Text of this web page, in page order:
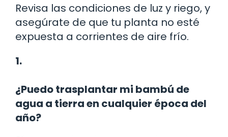
Revisa las condiciones de luz y riego, y
asegúrate de que tu planta no esté
expuesta a corrientes de aire frío.
1.
¿Puedo trasplantar mi bambú de
agua a tierra en cualquier época del
año?